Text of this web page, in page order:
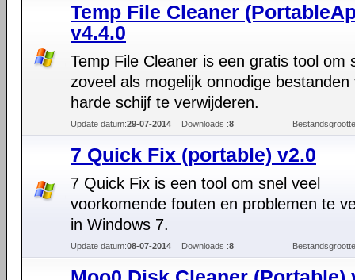
Temp File Cleaner
v4.4.0
Temp File Cleaner is een gratis tool om
zoveel als mogelijk onnodige bestanden
harde schijf te verwijderen.
Update datum:29-07-2014 Downloads :8
7 Quick Fix (portable) v2.0
7 Quick Fix is een tool om snel veel
voorkomende fouten en problemen te
in Windows 7.
Update datum:08-07-2014 Downloads :8